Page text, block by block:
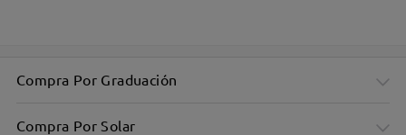
Compra Por Graduación
Compra Por Solar